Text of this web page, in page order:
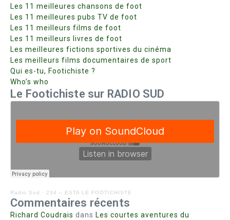
Les 11 meilleures chansons de foot
Les 11 meilleures pubs TV de foot
Les 11 meilleurs films de foot
Les 11 meilleurs livres de foot
Les meilleures fictions sportives du cinéma
Les meilleurs films documentaires de sport
Qui es-tu, Footichiste ?
Who’s who
Le Footichiste sur RADIO SUD
Radio Sud · 234 – ESTA LE FOOTICHISTE
Commentaires récents
Richard Coudrais dans Les courtes aventures du